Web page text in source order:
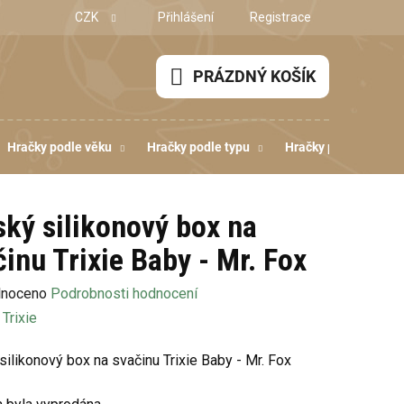
CZK Přihlášení Registrace
NÁKUPNÍ
KOŠÍK
PRÁZDNÝ KOŠÍK
Hračky podle věku Hračky podle typu Hračky podle
silikonový box na
Trixie Baby - Mr. Fox
Podrobnosti hodnocení
Trixie
box na svačinu Trixie Baby - Mr. Fox